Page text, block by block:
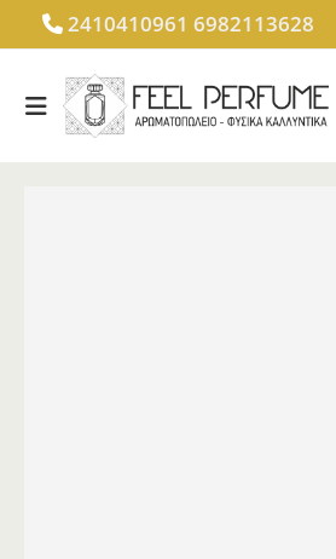
2410410961 6982113628